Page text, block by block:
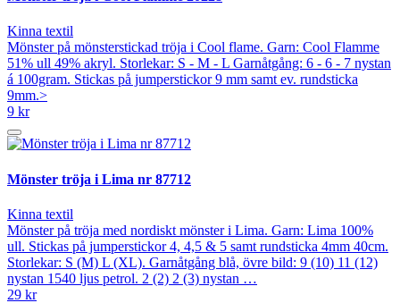
Kinna textil
Mönster på mönsterstickad tröja i Cool flame. Garn: Cool Flamme
51% ull 49% akryl. Storlekar: S - M - L Garnåtgång: 6 - 6 - 7 nystan
á 100gram. Stickas på jumperstickor 9 mm samt ev. rundsticka
9mm.>
9 kr
Mönster tröja i Lima nr 87712
Kinna textil
Mönster på tröja med nordiskt mönster i Lima. Garn: Lima 100%
ull. Stickas på jumperstickor 4, 4,5 & 5 samt rundsticka 4mm 40cm.
Storlekar: S (M) L (XL). Garnåtgång blå, övre bild: 9 (10) 11 (12)
nystan 1540 ljus petrol. 2 (2) 2 (3) nystan …
29 kr